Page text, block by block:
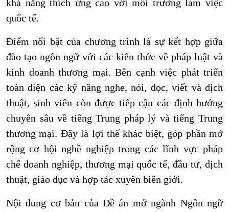
khả năng thích ứng cao với môi trường làm việc
quốc tế.
Điểm nổi bật của chương trình là sự kết hợp giữa
đào tạo ngôn ngữ với các kiến thức về pháp luật và
kinh doanh thương mại. Bên cạnh việc phát triển
toàn diện các kỹ năng nghe, nói, đọc, viết và dịch
thuật, sinh viên còn được tiếp cận các định hướng
chuyên sâu về tiếng Trung pháp lý và tiếng Trung
thương mại. Đây là lợi thế khác biệt, góp phần mở
rộng cơ hội nghề nghiệp trong các lĩnh vực pháp
chế doanh nghiệp, thương mại quốc tế, đầu tư, dịch
thuật, giáo dục và hợp tác xuyên biên giới.
Nội dung cơ bản của Đề án mở ngành Ngôn ngữ